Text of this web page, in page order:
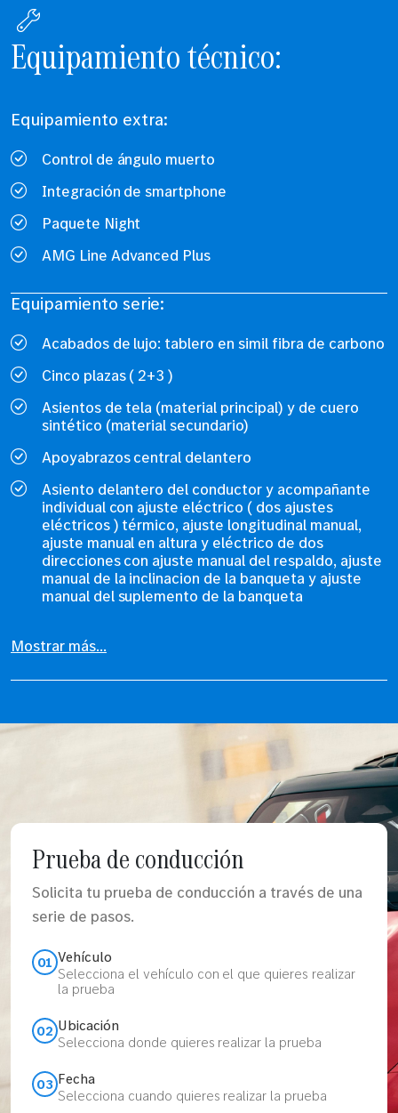
Equipamiento técnico:
Equipamiento serie:
Acabados de lujo: tablero en simil fibra de carbono
Cinco plazas ( 2+3 )
Asientos de tela (material principal) y de cuero
sintético (material secundario)
Apoyabrazos central delantero
Asiento delantero del conductor y acompañante
individual con ajuste eléctrico ( dos ajustes
eléctricos ) térmico, ajuste longitudinal manual,
ajuste manual en altura y eléctrico de dos
direcciones con ajuste manual del respaldo, ajuste
manual de la inclinacion de la banqueta y ajuste
manual del suplemento de la banqueta
Mostrar más...
Equipamiento extra:
Control de ángulo muerto
Integración de smartphone
Paquete Night
AMG Line Advanced Plus
Prueba de conducción
Solicita tu prueba de conducción a través de una
serie de pasos.
01 Vehículo
Selecciona el vehículo con el que quieres realizar
la prueba
02 Ubicación
Selecciona donde quieres realizar la prueba
03 Fecha
Selecciona cuando quieres realizar la prueba